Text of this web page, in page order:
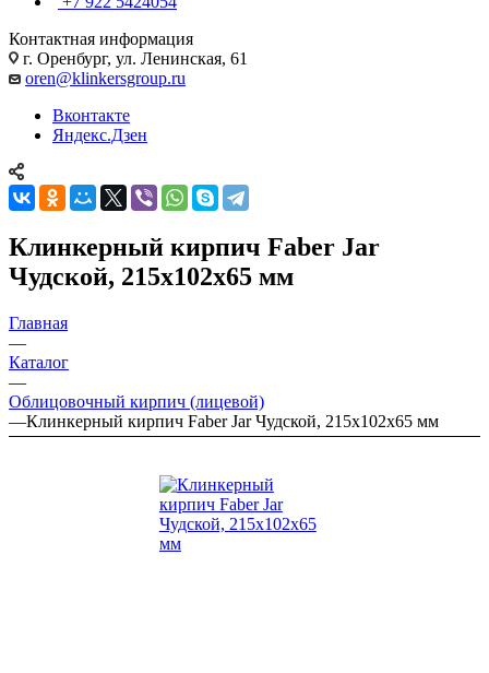
Контактная информация
г. Оренбург, ул. Ленинская, 61
oren@klinkersgroup.ru
Вконтакте
Яндекс.Дзен
Клинкерный кирпич Faber Jar
Чудской, 215х102х65 мм
Главная
—
Каталог
—
Облицовочный кирпич (лицевой)
—Клинкерный кирпич Faber Jar Чудской, 215х102х65 мм